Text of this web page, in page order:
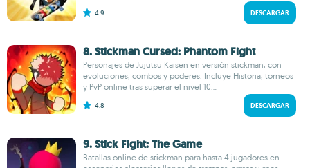
4.9 DESCARGAR
8. Stickman Cursed: Phantom Fight
Personajes de Jujutsu Kaisen en versión stickman, con
evoluciones, combos y poderes. Incluye Historia, torneos
y PvP online tras superar el nivel 10...
4.8 DESCARGAR
9. Stick Fight: The Game
Batallas online de stickman para hasta 4 jugadores en